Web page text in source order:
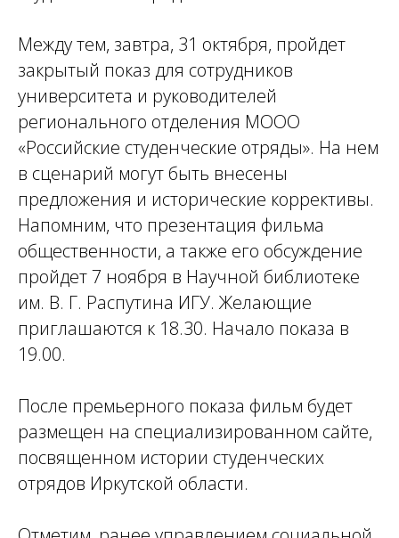
Между тем, завтра, 31 октября, пройдет
закрытый показ для сотрудников
университета и руководителей
регионального отделения МООО
«Российские студенческие отряды». На нем
в сценарий могут быть внесены
предложения и исторические коррективы.
Напомним, что презентация фильма
общественности, а также его обсуждение
пройдет 7 ноября в Научной библиотеке
им. В. Г. Распутина ИГУ. Желающие
приглашаются к 18.30. Начало показа в
19.00.
После премьерного показа фильм будет
размещен на специализированном сайте,
посвященном истории студенческих
отрядов Иркутской области.